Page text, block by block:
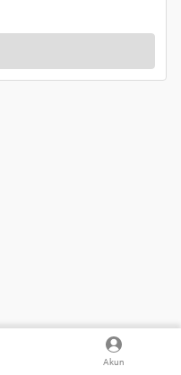
Akun